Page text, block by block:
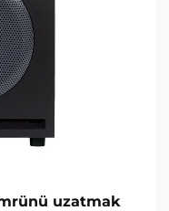
uzatmak